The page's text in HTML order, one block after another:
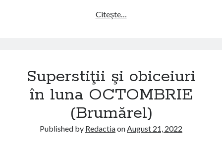
l
U
G
U
S
T
Citeşte…
s
i
ţ
i
i
Superstiţii şi obiceiuri
în luna OCTOMBRIE
(Brumărel)
Published by RedactiaonAugust 21, 2022